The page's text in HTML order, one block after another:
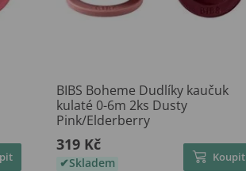
BIBS Boheme Dudlíky kaučuk
kulaté 0-6m 2ks Dusty
Pink/Elderberry
319 Kč
Skladem Koupit